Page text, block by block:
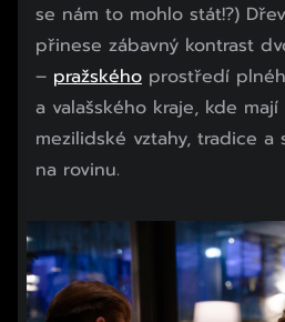
se nám to mohlo stát!?)
přinese zábavný kontrast
– pražského prostředí
a valašského kraje, kde
mezilidské vztahy, tradice
na rovinu.
Začátek reklamy
Konec reklamy